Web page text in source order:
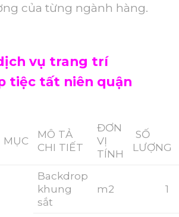
của từng ngành hàng.
vụ trang trí
tiệc tất niên quận
MỤC
MÔ TẢ
CHI TIẾT
ĐƠN
VỊ
TÍNH
SỐ
LƯỢNG
Backdrop
khung
sắt
m2 1